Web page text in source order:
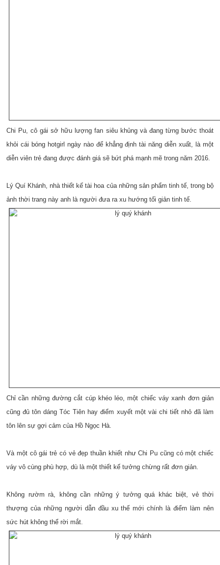
Chi Pu, cô gái sở hữu lượng fan siêu khủng và đang từng bước thoát
khỏi cái bóng hotgirl ngày nào để khẳng định tài năng diễn xuất, là một
diễn viên trẻ đang được đánh giá sẽ bứt phá mạnh mẽ trong năm 2016.
Lý Quí Khánh, nhà thiết kế tài hoa của những sản phẩm tinh tế, trong bộ
ảnh thời trang này anh là người đưa ra xu hướng tối giản tinh tế.
Chỉ cần những đường cắt cúp khéo léo, một chiếc váy xanh đơn giản
cũng đủ tôn dáng Tóc Tiên hay điểm xuyết một vài chi tiết nhỏ đã làm
tôn lên sự gợi cảm của Hồ Ngọc Hà.
Và một cô gái trẻ có vẻ đẹp thuần khiết như Chi Pu cũng có một chiếc
váy vô cùng phù hợp, dù là một thiết kế tưởng chừng rất đơn giản.
Không rườm rà, không cần những ý tưởng quá khác biệt, vẻ thời
thượng của những người dẫn đầu xu thế mới chính là điểm làm nên
sức hút không thể rời mắt.